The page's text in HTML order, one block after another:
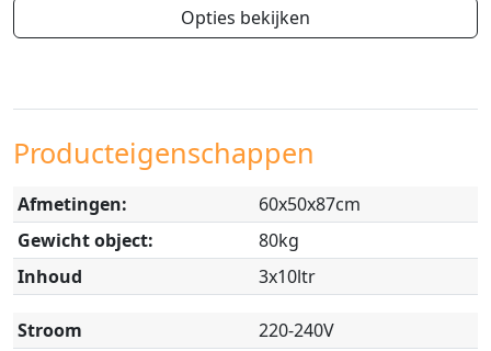
Opties bekijken
Producteigenschappen
Afmetingen:
60x50x87cm
Gewicht object:
80kg
Inhoud
3x10ltr
Stroom
220-240V